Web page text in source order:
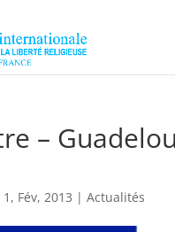
–
1, Fév, 2013 |Actualités